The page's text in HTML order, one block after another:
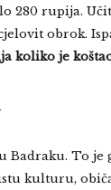
280 rupija.
obrok.
koliko je
Badraku. To je
kulturu,